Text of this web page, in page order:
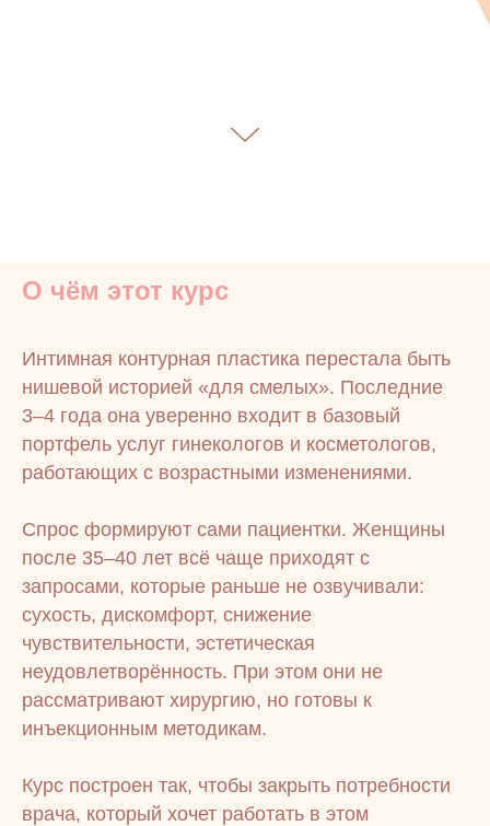
О чём этот курс
Интимная контурная пластика перестала быть
нишевой историей «для смелых». Последние
3–4 года она уверенно входит в базовый
портфель услуг гинекологов и косметологов,
работающих с возрастными изменениями.
Спрос формируют сами пациентки. Женщины
после 35–40 лет всё чаще приходят с
запросами, которые раньше не озвучивали:
сухость, дискомфорт, снижение
чувствительности, эстетическая
неудовлетворённость. При этом они не
рассматривают хирургию, но готовы к
инъекционным методикам.
Курс построен так, чтобы закрыть потребности
врача, который хочет работать в этом